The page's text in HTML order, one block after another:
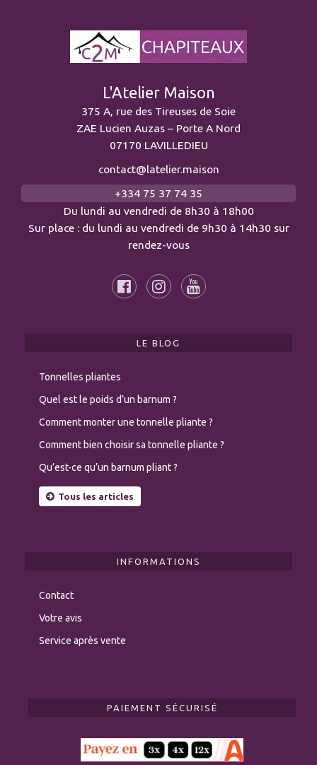
L'Atelier Maison
375 A, rue des Tireuses de Soie
ZAE Lucien Auzas – Porte A Nord
07170 LAVILLEDIEU
contact@latelier.maison
+334 75 37 74 35
Du lundi au vendredi de 8h30 à 18h00
Sur place : du lundi au vendredi de 9h30 à 14h30 sur
rendez-vous
LE BLOG
Tonnelles pliantes
Quel est le poids d’un barnum ?
Comment monter une tonnelle pliante ?
Comment bien choisir sa tonnelle pliante ?
Qu’est-ce qu’un barnum pliant ?
Tous les articles
INFORMATIONS
Contact
Votre avis
Service après vente
PAIEMENT SÉCURISÉ